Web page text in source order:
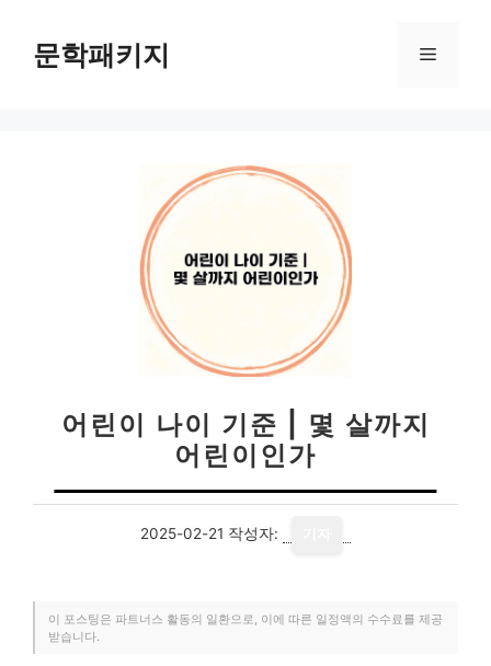
문학패키지 메
어린이 나이 기준 | 몇 살까지
어린이인가
2025-02-21 작성자:
이 포스팅은 파트너스 활동의 일환으로, 이에 따른 일정액의 수수료를 제공
받습니다.